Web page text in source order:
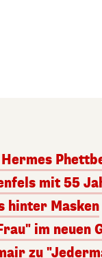
mit 55
hinter Masken
im neuen
zu